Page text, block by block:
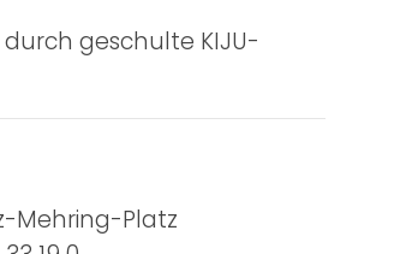
geschulte KIJU-
Mehring-Platz